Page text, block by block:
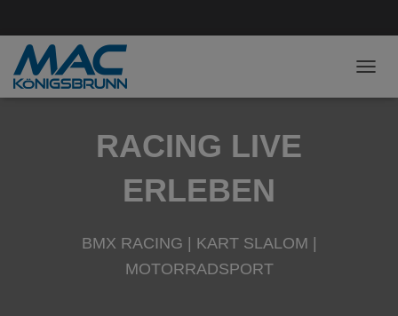
RACING LIVE
ERLEBEN
BMX RACING | KART SLALOM |
MOTORRADSPORT